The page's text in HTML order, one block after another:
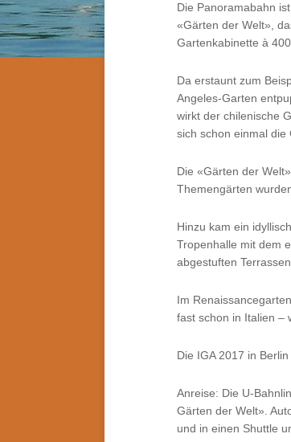
Die Panoramabahn
«Gärten der Welt»,
Gartenkabinette à
Da erstaunt zum
Angeles-Garten
wirkt der chilenische
sich schon einmal
Die «Gärten der
Themengärten
Hinzu kam ein
Tropenhalle mit dem
abgestuften
Im
fast schon in Italien –
Die IGA 2017 in Berlin
Anreise: Die U-
Gärten der Welt».
und in einen Shuttle